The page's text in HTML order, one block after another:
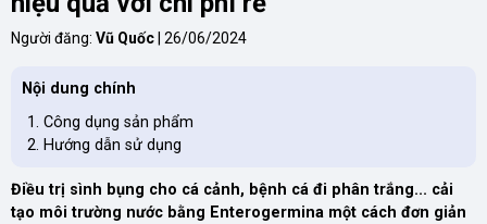
Người đăng: Vũ Quốc 26/06/2024
Nội dung chính
Công dụng sản phẩm
Hướng dẫn sử dụng
Điều trị sình bụng cho cá cảnh, bệnh cá đi phân trắng... cải
tạo môi trường nước bằng Enterogermina một cách đơn giản